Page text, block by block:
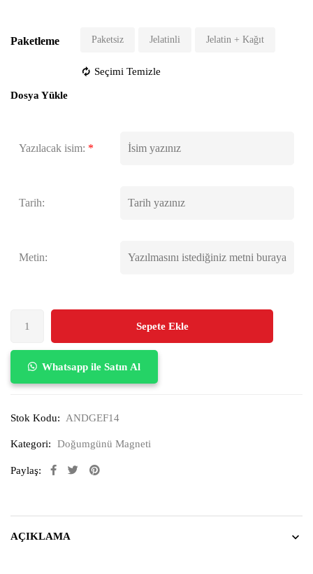
Paketleme Paketsiz Jelatinli Jelatin + Kağıt
Seçimi Temizle
Dosya Yükle
Yazılacak isim: *
Tarih:
Metin:
Sepete Ekle
Whatsapp ile Satın Al
Stok Kodu: ANDGEF14
Kategori: Doğumgünü Magneti
Paylaş:
AÇIKLAMA